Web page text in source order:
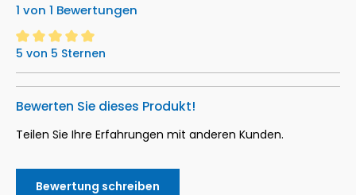
1 von 1 Bewertungen
Durchschnittliche Bewertung von 5 von 5 Sternen
5 von 5 Sternen
Bewerten Sie dieses Produkt!
Teilen Sie Ihre Erfahrungen mit anderen Kunden.
Bewertung schreiben